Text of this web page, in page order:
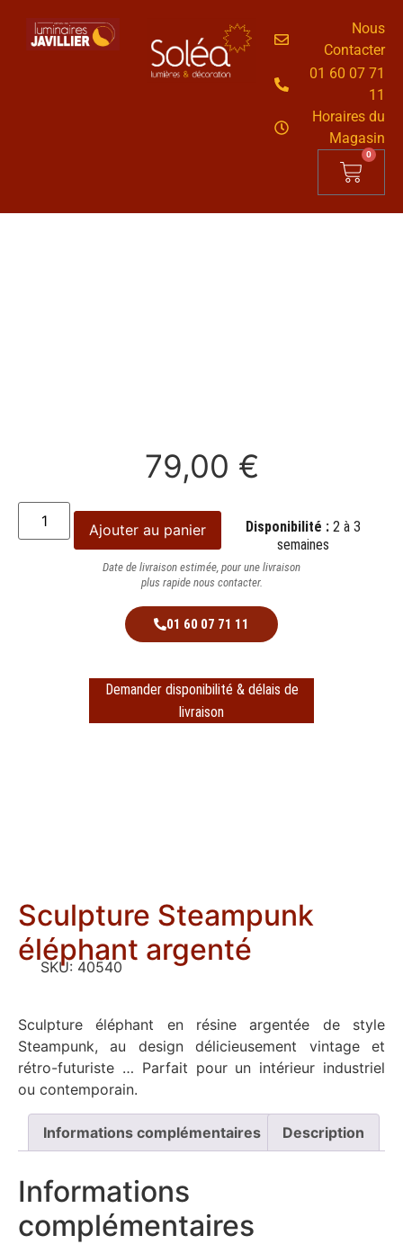
Nous
Contacter
01 60 07 71
11
Horaires du
Magasin
0
79,00 €
Ajouter au panier Disponibilité : 2 à 3
semaines
Date de livraison estimée, pour une livraison
plus rapide nous contacter.
01 60 07 71 11
Demander disponibilité & délais de
livraison
Sculpture Steampunk
éléphant argenté
SKU: 40540
Sculpture éléphant en résine argentée de style
Steampunk, au design délicieusement vintage et
rétro-futuriste … Parfait pour un intérieur industriel
ou contemporain.
Informations complémentaires Description
Informations
complémentaires